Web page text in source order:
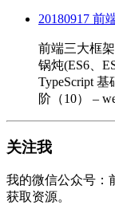
20180917 前
前端三大框
锅炖(ES6、
TypeScript
阶（10） –
关注我
我的微信公众号：
获取资源。